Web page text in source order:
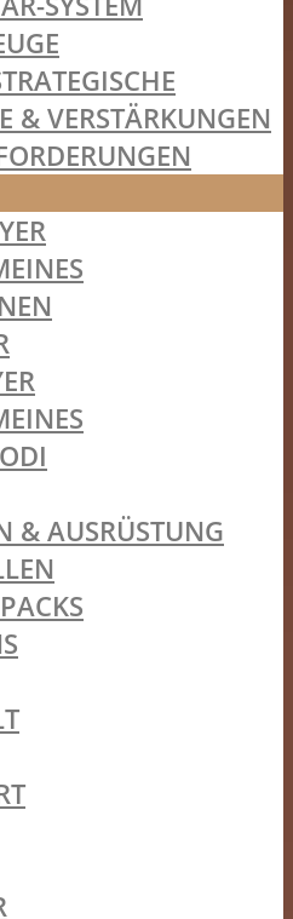
& VERSTÄRKUNGEN
& AUSRÜSTUNG